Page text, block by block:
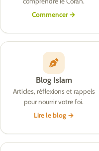
Commencer →
Blog Islam
Articles, réflexions et rappels
pour nourrir votre foi.
Lire le blog →